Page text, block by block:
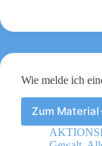
Wie melde ich
Zum Material
Wie
melde